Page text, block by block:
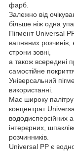
фарб.
Залежно від
більше ніж одна
Пігмент Universal
вапняних
строни зовні,
а також всередині
самостійне
Універсальний
використанні.
Має широку палітру
концентрат
вододисперсійних
інтерєрних,
розчинників.
Universal PP є